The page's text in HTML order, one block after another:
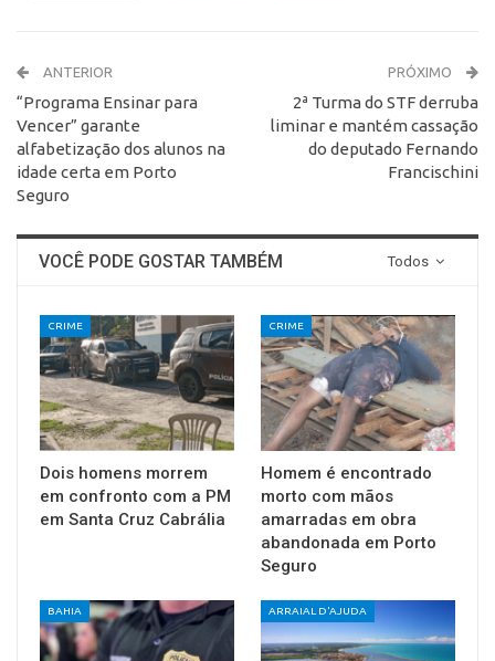
ANTERIOR
“Programa Ensinar para
Vencer” garante
alfabetização dos alunos na
idade certa em Porto
Seguro
PRÓXIMO
2ª Turma do STF derruba
liminar e mantém cassação
do deputado Fernando
Francischini
Todos
VOCÊ PODE GOSTAR TAMBÉM
CRIME
Dois homens morrem
em confronto com a PM
em Santa Cruz Cabrália
CRIME
Homem é encontrado
morto com mãos
amarradas em obra
abandonada em Porto
Seguro
BAHIA ARRAIAL D'AJUDA